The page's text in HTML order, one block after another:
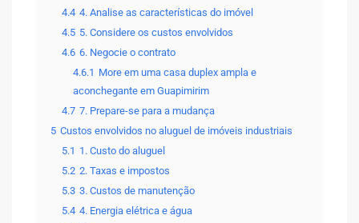
4.4 4. Analise as características do imóvel
4.5 5. Considere os custos envolvidos
4.6 6. Negocie o contrato
4.6.1 More em uma casa duplex ampla e
aconchegante em Guapimirim
4.7 7. Prepare-se para a mudança
5 Custos envolvidos no aluguel de imóveis industriais
5.1 1. Custo do aluguel
5.2 2. Taxas e impostos
5.3 3. Custos de manutenção
5.4 4. Energia elétrica e água